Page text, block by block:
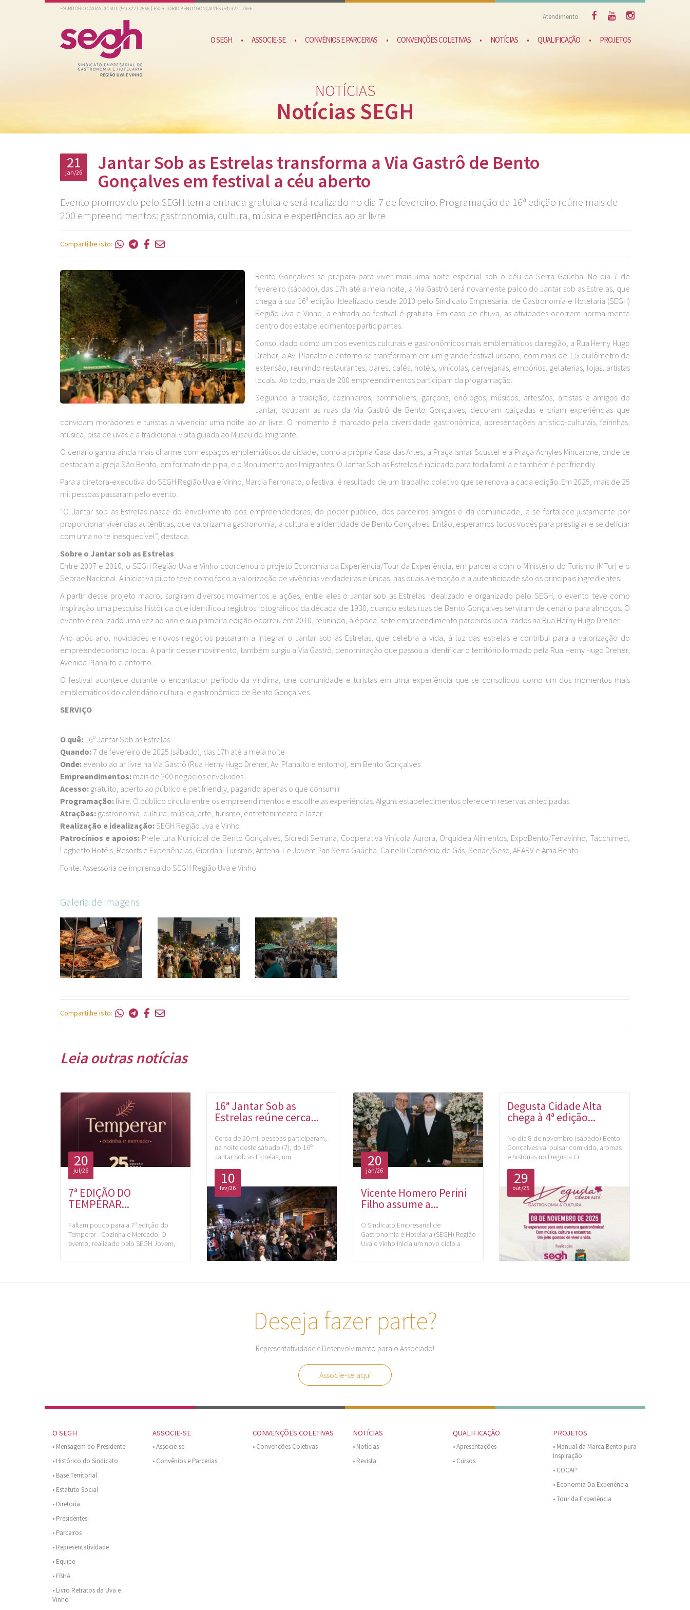
NOTÍCIAS
Notícias SEGH
ESCRITÓRIO CAXIAS DO SUL (54) 3221.2666 | ESCRITÓRIO BENTO GONÇALVES (54) 3221.2666
Atendimento
O SEGH • ASSOCIE-SE • CONVÊNIOS E PARCERIAS • CONVENÇÕES COLETIVAS • NOTÍCIAS • QUALIFICAÇÃO • PROJETOS
21
jan/26
Jantar Sob as Estrelas transforma a Via Gastrô de Bento
Gonçalves em festival a céu aberto
Evento promovido pelo SEGH tem a entrada gratuita e será realizado no dia 7 de fevereiro. Programação da 16ª edição reúne mais de
200 empreendimentos: gastronomia, cultura, música e experiências ao ar livre
Compartilhe isto:
Bento Gonçalves se prepara para viver mais uma noite especial sob o céu da Serra Gaúcha. No dia 7 de
fevereiro (sábado), das 17h até a meia noite, a Via Gastrô será novamente palco do Jantar sob as Estrelas, que
chega à sua 16ª edição. Idealizado desde 2010 pelo Sindicato Empresarial de Gastronomia e Hotelaria (SEGH)
Região Uva e Vinho, a entrada ao festival é gratuita. Em caso de chuva, as atividades ocorrem normalmente
dentro dos estabelecimentos participantes.
Consolidado como um dos eventos culturais e gastronômicos mais emblemáticos da região, a Rua Herny Hugo
Dreher, a Av. Planalto e entorno se transformam em um grande festival urbano, com mais de 1,5 quilômetro de
extensão, reunindo restaurantes, bares, cafés, hotéis, vinícolas, cervejarias, empórios, gelaterias, lojas, artistas
locais. Ao todo, mais de 200 empreendimentos participam da programação.
Seguindo a tradição, cozinheiros, sommeliers, garçons, enólogos, músicos, artesãos, artistas e amigos do
Jantar, ocupam as ruas da Via Gastrô de Bento Gonçalves, decoram calçadas e criam experiências que
convidam moradores e turistas a vivenciar uma noite ao ar livre. O momento é marcado pela diversidade gastronômica, apresentações artístico-culturais, feirinhas,
música, pisa de uvas e a tradicional visita guiada ao Museu do Imigrante.
O cenário ganha ainda mais charme com espaços emblemáticos da cidade, como a própria Casa das Artes, a Praça Ismar Scussel e a Praça Achyles Mincarone, onde se
destacam a Igreja São Bento, em formato de pipa, e o Monumento aos Imigrantes. O Jantar Sob as Estrelas é indicado para toda família e também é pet friendly.
Para a diretora-executiva do SEGH Região Uva e Vinho, Marcia Ferronato, o festival é resultado de um trabalho coletivo que se renova a cada edição. Em 2025, mais de 25
mil pessoas passaram pelo evento.
“O Jantar sob as Estrelas nasce do envolvimento dos empreendedores, do poder público, dos parceiros amigos e da comunidade, e se fortalece justamente por
proporcionar vivências autênticas, que valorizam a gastronomia, a cultura e a identidade de Bento Gonçalves. Então, esperamos todos vocês para prestigiar e se deliciar
com uma noite inesquecível”, destaca.
Sobre o Jantar sob as Estrelas
Entre 2007 e 2010, o SEGH Região Uva e Vinho coordenou o projeto Economia da Experiência/Tour da Experiência, em parceria com o Ministério do Turismo (MTur) e o
Sebrae Nacional. A iniciativa piloto teve como foco a valorização de vivências verdadeiras e únicas, nas quais a emoção e a autenticidade são os principais ingredientes.
A partir desse projeto macro, surgiram diversos movimentos e ações, entre eles o Jantar sob as Estrelas. Idealizado e organizado pelo SEGH, o evento teve como
inspiração uma pesquisa histórica que identificou registros fotográficos da década de 1930, quando estas ruas de Bento Gonçalves serviram de cenário para almoços. O
evento é realizado uma vez ao ano e sua primeira edição ocorreu em 2010, reunindo, à época, sete empreendimento parceiros localizados na Rua Herny Hugo Dreher.
Ano após ano, novidades e novos negócios passaram a integrar o Jantar sob as Estrelas, que celebra a vida, à luz das estrelas e contribui para a valorização do
empreendedorismo local. A partir desse movimento, também surgiu a Via Gastrô, denominação que passou a identificar o território formado pela Rua Herny Hugo Dreher,
Avenida Planalto e entorno.
O festival acontece durante o encantador período da vindima, une comunidade e turistas em uma experiência que se consolidou como um dos momentos mais
emblemáticos do calendário cultural e gastronômico de Bento Gonçalves.
SERVIÇO
O quê: 16º Jantar Sob as Estrelas
Quando: 7 de fevereiro de 2025 (sábado), das 17h até a meia noite
Onde: evento ao ar livre na Via Gastrô (Rua Herny Hugo Dreher, Av. Planalto e entorno), em Bento Gonçalves
Empreendimentos: mais de 200 negócios envolvidos
Acesso: gratuito, aberto ao público e pet friendly, pagando apenas o que consumir
Programação: livre. O público circula entre os empreendimentos e escolhe as experiências. Alguns estabelecimentos oferecem reservas antecipadas
Atrações: gastronomia, cultura, música, arte, turismo, entretenimento e lazer
Realização e idealização: SEGH Região Uva e Vinho
Patrocínios e apoios: Prefeitura Municipal de Bento Gonçalves, Sicredi Serrana, Cooperativa Vinícola Aurora, Orquídea Alimentos, ExpoBento/Fenavinho, Tacchimed,
Laghetto Hotéis, Resorts e Experiências, Giordani Turismo, Antena 1 e Jovem Pan Serra Gaúcha, Cainelli Comércio de Gás, Senac/Sesc, AEARV e Ama Bento.
Fonte: Assessoria de imprensa do SEGH Região Uva e Vinho
Galeria de imagens
Compartilhe isto:
Leia outras notícias
20
jul/26
7ª EDIÇÃO DO
TEMPERAR...
Faltam pouco para a 7ª edição do
Temperar - Cozinha e Mercado. O
evento, realizado pelo SEGH Jovem,
16ª Jantar Sob as
Estrelas reúne cerca...
Cerca de 20 mil pessoas participaram,
na noite deste sábado (7), do 16º
Jantar Sob as Estrelas, um
10
fev/26
20
jan/26
Vicente Homero Perini
Filho assume a...
O Sindicato Empresarial de
Gastronomia e Hotelaria (SEGH) Região
Uva e Vinho inicia um novo ciclo a
Degusta Cidade Alta
chega à 4ª edição...
No dia 8 de novembro (sábado) Bento
Gonçalves vai pulsar com vida, aromas
e histórias no Degusta Ci
29
out/25
Deseja fazer parte?
Representatividade e Desenvolvimento para o Associado!
Associe-se aqui
O SEGH
• Mensagem do Presidente
• Histórico do Sindicato
• Base Territorial
• Estatuto Social
• Diretoria
• Presidentes
• Parceiros
• Representatividade
• Equipe
• FBHA
• Livro Retratos da Uva e
Vinho
ASSOCIE-SE
• Associe-se
• Convênios e Parcerias
CONVENÇÕES COLETIVAS
• Convenções Coletivas
NOTÍCIAS
• Notícias
• Revista
QUALIFICAÇÃO
• Apresentações
• Cursos
PROJETOS
• Manual da Marca Bento pura
Inspiração
• COCAP
• Economia Da Experiência
• Tour da Experiência